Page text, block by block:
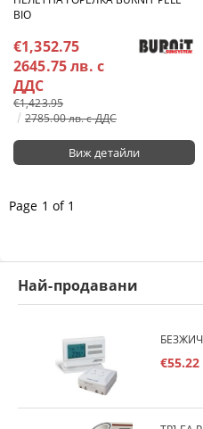
BIO
€1,352.75
2645.75 лв. с
ДДС
€1,423.95
2785.00 лв. с ДДС
Виж детайли
Page 1 of 1
Най-продавани
€55.22